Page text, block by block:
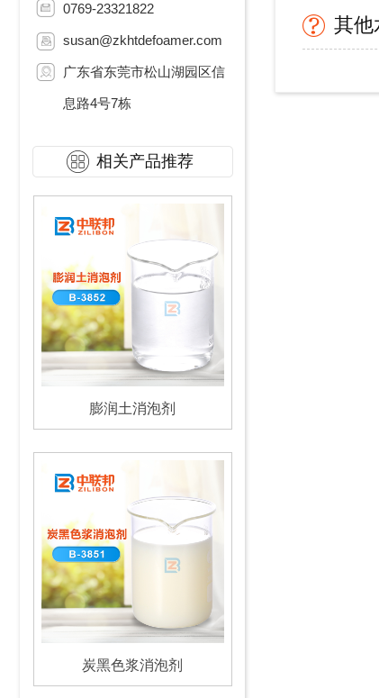
0769-23321822
susan@zkhtdefoamer.com
广东省东莞市松山湖园区信
息路4号7栋
相关产品推荐
膨润土消泡剂
炭黑色浆消泡剂
其他